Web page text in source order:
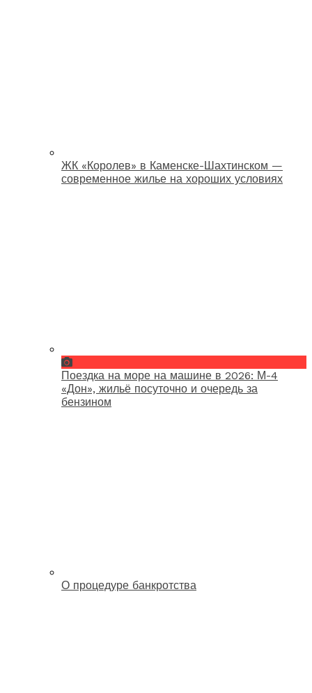
ЖК «Королев» в Каменске-Шахтинском —
современное жилье на хороших условиях
Поездка на море на машине в 2026: М-4
«Дон», жильё посуточно и очередь за
бензином
О процедуре банкротства